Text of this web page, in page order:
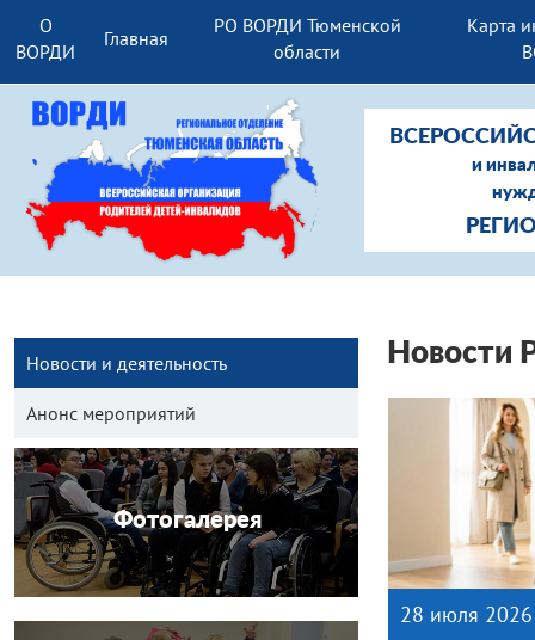
О
ВОРДИ
Главная
РО ВОРДИ Тюменской
области
Карта
и
Новости
Новости и деятельность
Анонс мероприятий
Фотогалерея
28 июля 2026